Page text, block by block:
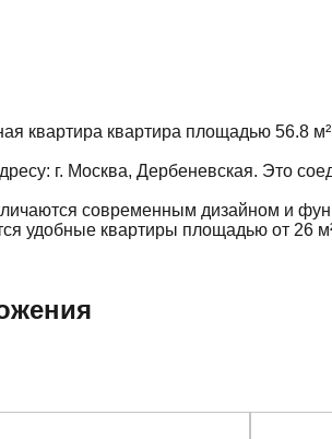
квартира квартира площадью 56.8
г. Москва, Дербеневская. Это
современным дизайном и
удобные квартиры площадью от 26